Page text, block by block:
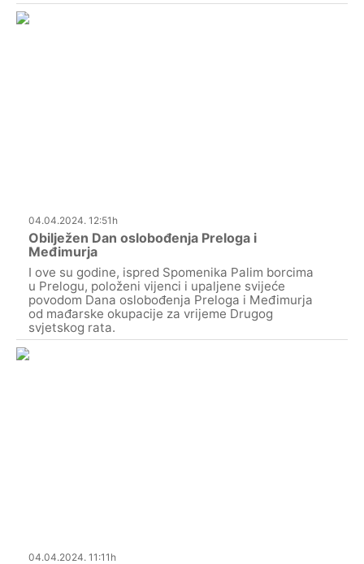
04.04.2024. 12:51h
Obilježen Dan oslobođenja Preloga i
Međimurja
I ove su godine, ispred Spomenika Palim borcima
u Prelogu, položeni vijenci i upaljene svijeće
povodom Dana oslobođenja Preloga i Međimurja
od mađarske okupacije za vrijeme Drugog
svjetskog rata.
04.04.2024. 11:11h